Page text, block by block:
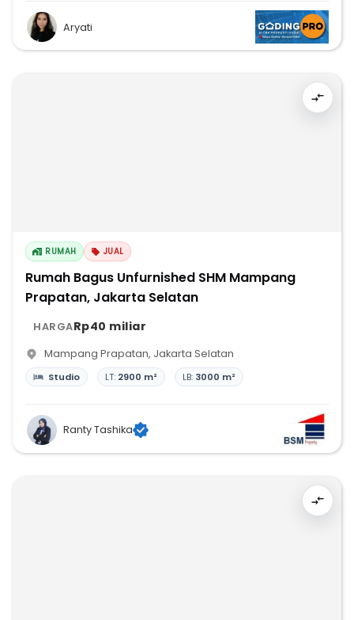
Aryati
RUMAH JUAL
Rumah Bagus Unfurnished SHM Mampang
Prapatan, Jakarta Selatan
HARGARp40 miliar
Mampang Prapatan, Jakarta Selatan
Studio LT: 2900 m² LB: 3000 m²
Ranty Tashika